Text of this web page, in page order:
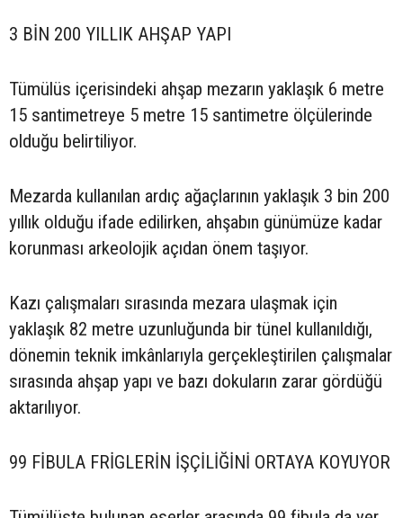
3 BİN 200 YILLIK AHŞAP YAPI
Tümülüs içerisindeki ahşap mezarın yaklaşık 6 metre
15 santimetreye 5 metre 15 santimetre ölçülerinde
olduğu belirtiliyor.
Mezarda kullanılan ardıç ağaçlarının yaklaşık 3 bin 200
yıllık olduğu ifade edilirken, ahşabın günümüze kadar
korunması arkeolojik açıdan önem taşıyor.
Kazı çalışmaları sırasında mezara ulaşmak için
yaklaşık 82 metre uzunluğunda bir tünel kullanıldığı,
dönemin teknik imkânlarıyla gerçekleştirilen çalışmalar
sırasında ahşap yapı ve bazı dokuların zarar gördüğü
aktarılıyor.
99 FİBULA FRİGLERİN İŞÇİLİĞİNİ ORTAYA KOYUYOR